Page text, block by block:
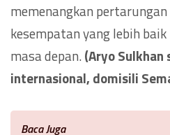
memenangkan
kesempatan yang lebih
masa depan.(Aryo
internasional, domisili
Baca Juga